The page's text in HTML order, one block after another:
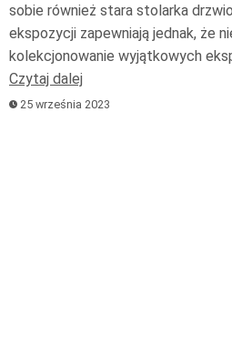
sobie również stara stolarka
ekspozycji zapewniają jednak, że
kolekcjonowanie wyjątkowych
Czytaj dalej
25 września 2023